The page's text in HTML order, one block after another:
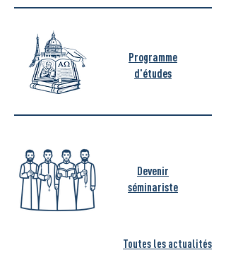
Programme
d'études
Devenir
séminariste
Toutes les actualités